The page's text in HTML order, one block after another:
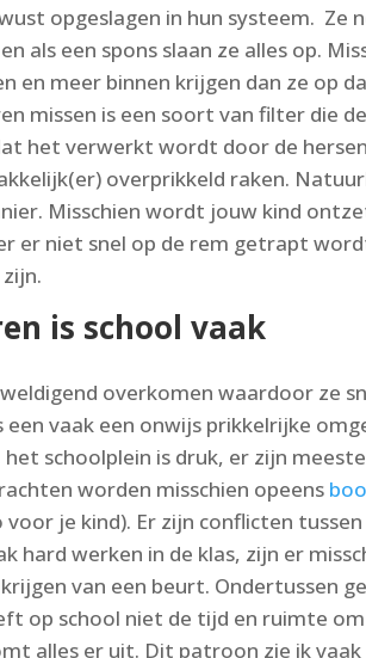
opgeslagen in hun systeem. Ze
als een spons slaan ze alles op.
en meer binnen krijgen dan ze op
missen is een soort van filter die
het verwerkt wordt door de
overprikkeld raken.
Misschien wordt jouw kind
er niet snel op de rem getrapt
is school vaak
overkomen waardoor ze
vaak een onwijs prikkelrijke
schoolplein is druk, er zijn
worden misschien opeens
je kind). Er zijn conflicten tussen
hard werken in de klas, zijn er
van een beurt. Ondertussen
op school niet de tijd en ruimte
alles er uit. Dit patroon zie ik vaak